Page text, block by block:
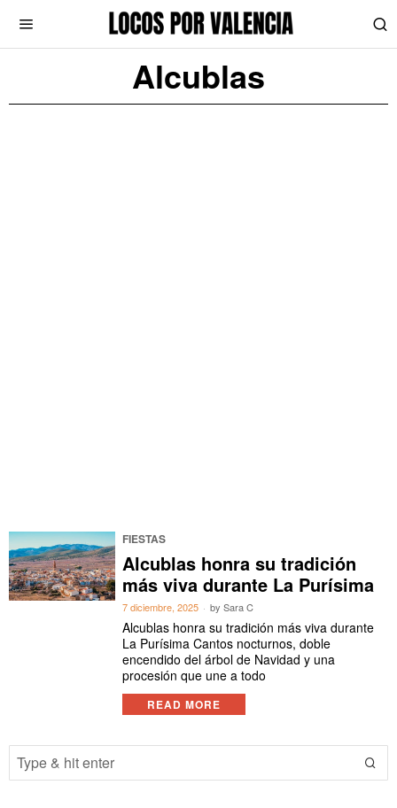
Alcublas
FIESTAS
Alcublas honra su tradición
más viva durante La Purísima
7 diciembre, 2025 bySara C
Alcublas honra su tradición más viva durante
La Purísima Cantos nocturnos, doble
encendido del árbol de Navidad y una
procesión que une a todo
READ MORE